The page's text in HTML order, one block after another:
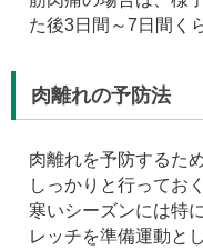
た後3日間～7日間く
肉離れの予防法
肉離れを予防するた
しっかりと行ってお
寒いシーズンには特
レッチを準備運動と